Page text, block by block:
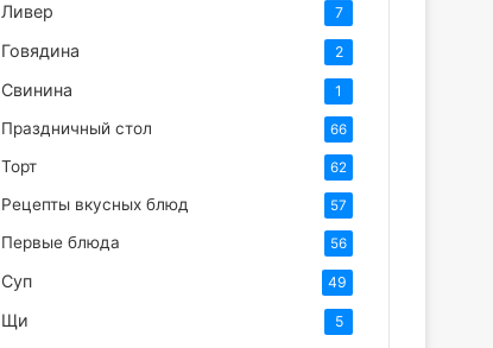
Ливер 7
Говядина 2
Свинина 1
Праздничный стол 66
Торт 62
Рецепты вкусных блюд 57
Первые блюда 56
Суп 49
Щи 5